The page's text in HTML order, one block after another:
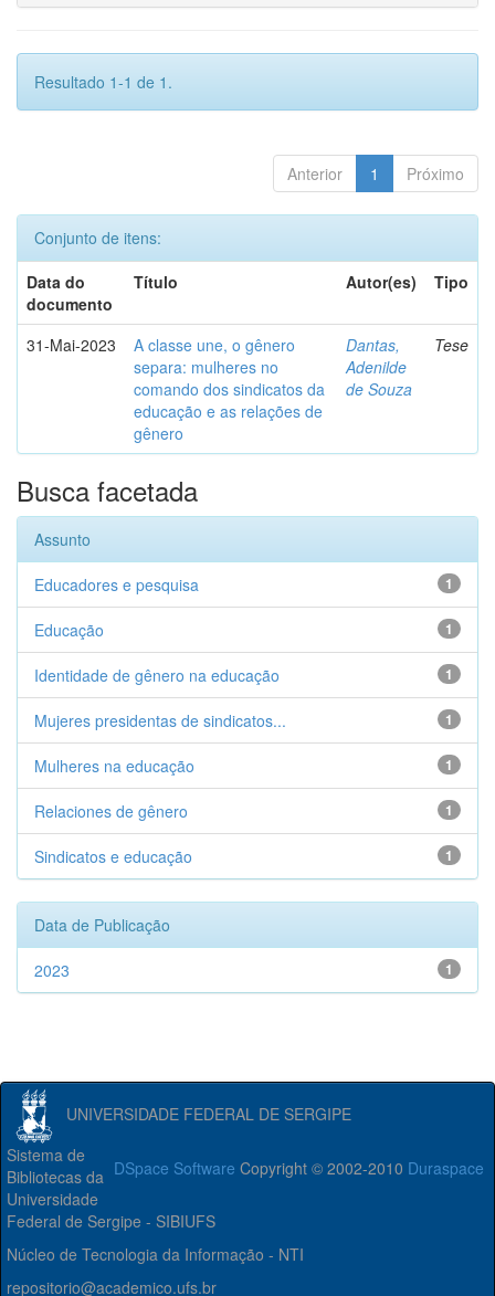
Resultado 1-1 de 1.
Anterior 1 Próximo
Conjunto de itens:
Data do
documento
Título Autor(es) Tipo
31-Mai-2023
A classe une, o gênero
separa: mulheres no
comando dos sindicatos da
educação e as relações de
gênero
Dantas,
Adenilde
de Souza
Tese
Busca facetada
Assunto
1
Educadores e pesquisa
1
Educação
1
Identidade de gênero na educação
1
Mujeres presidentas de sindicatos...
1
Mulheres na educação
1
Relaciones de gênero
1
Sindicatos e educação
Data de Publicação
1
2023
UNIVERSIDADE FEDERAL DE SERGIPE
DSpace Software Copyright © 2002-2010 Duraspace
Sistema de
Bibliotecas da
Universidade
Federal de Sergipe - SIBIUFS
Núcleo de Tecnologia da Informação - NTI
repositorio@academico.ufs.br